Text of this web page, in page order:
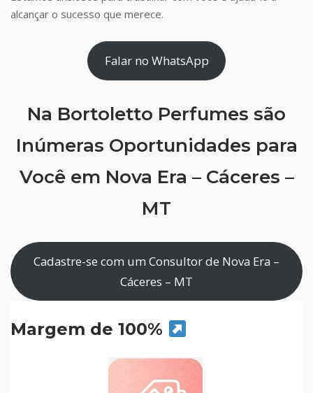
alcançar o sucesso que merece.
Falar no WhatsApp
Na Bortoletto Perfumes são
Inúmeras Oportunidades para
Você em Nova Era – Cáceres –
MT
Cadastre-se com um Consultor de Nova Era –
Cáceres – MT
Margem de 100%